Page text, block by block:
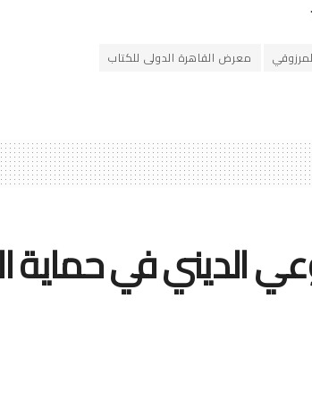
معرض القاهرة الدولى للكتاب
الديني في